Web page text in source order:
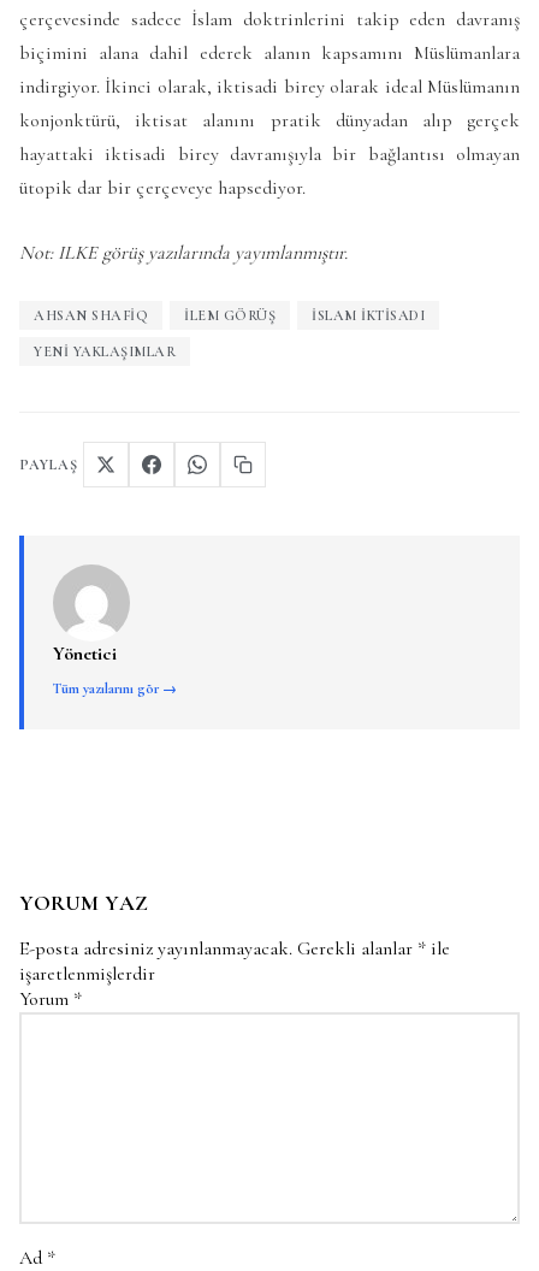
çerçevesinde sadece İslam doktrinlerini takip eden davranış
biçimini alana dahil ederek alanın kapsamını Müslümanlara
indirgiyor. İkinci olarak, iktisadi birey olarak ideal Müslümanın
konjonktürü, iktisat alanını pratik dünyadan alıp gerçek
hayattaki iktisadi birey davranışıyla bir bağlantısı olmayan
ütopik dar bir çerçeveye hapsediyor.
Not: ILKE görüş yazılarında yayımlanmıştır.
AHSAN SHAFIQ ILEM GÖRÜŞ ISLAM IKTISADI
YENI YAKLAŞIMLAR
PAYLAŞ
Yönetici
Tüm yazılarını gör →
YORUM YAZ
E-posta adresiniz yayınlanmayacak. Gerekli alanlar * ile
işaretlenmişlerdir
Yorum *
Ad *